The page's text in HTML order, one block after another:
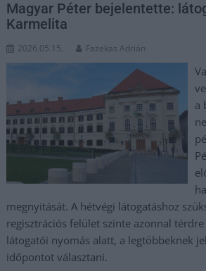
Magyar Péter bejelentette:
Karmelita
2026.05.15. Fazekas Adrián
a
megnyitását. A hétvégi látogatáshoz
regisztrációs felület szinte azonnal
látogatói nyomás alatt, a legtöbbeknek
időpontot választani.